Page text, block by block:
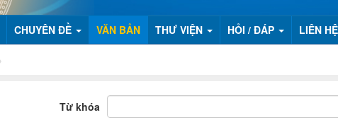
CHUYÊN ĐỀ VĂN BẢN THƯ VIỆN HỎI / ĐÁP LIÊN HỆ
Từ khóa